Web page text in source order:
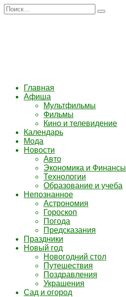
Перейти
к
Search
for:
Главная
Афиша
Мультфильмы
Фильмы
Кино и телевидение
Календарь
Мода
Новости
Авто
Экономика и Финансы
Технологии
Образование и учеба
Непознанное
Астрономия
Гороскоп
Погода
Предсказания
Праздники
Новый год
Новогодний стол
Путешествия
Поздравления
Украшения
Сад и огород